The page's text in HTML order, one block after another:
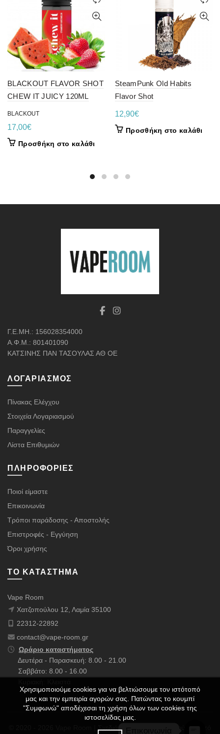
BLACKOUT FLAVOR SHOT
CHEW IT JUICY 120ML
BLACKOUT
17,00€
Προσθήκη στο καλάθι
SteamPunk Old Habits
Flavor Shot
12,90€
Προσθήκη στο καλάθι
Γ.Ε.ΜΗ.: 156028354000
Α.Φ.Μ.: 801401090
ΚΑΤΣΙΝΗΣ ΠΑΝ ΤΑΣΟΥΛΑΣ ΑΘ ΟΕ
ΛΟΓΑΡΙΑΣΜΌΣ
Πίνακας Ελέγχου
Στοιχεία Λογαριασμού
Παραγγελίες
Λίστα Επιθυμιών
ΠΛΗΡΟΦΟΡΊΕΣ
Ποιοί είμαστε
Επικοινωνία
Τρόποι παράδοσης - Αποστολής
Επιστροφές - Εγγύηση
Όροι χρήσης
ΤΟ ΚΑΤΆΣΤΗΜΑ
Vape Room
Χατζοπούλου 12, Λαμία 35100
22312-22892
contact@vape-room.gr
Ωράριο καταστήματος
Δευτέρα - Παρασκευή: 8.00 - 21.00
Σαββάτο: 8.00 - 16.00
© 2020 - 2026 Vape Room | Σχεδιάστηκε με ❤️ & Πολλούς ☕ από
Χρησιμοποιούμε cookies για να βελτιώσουμε τον ιστότοπό
μας και την εμπειρία αγορών σας. Πατώντας το κουμπί
"Συμφωνώ" αποδέχεσαι τη χρήση όλων των cookies της
ιστοσελίδας μας.